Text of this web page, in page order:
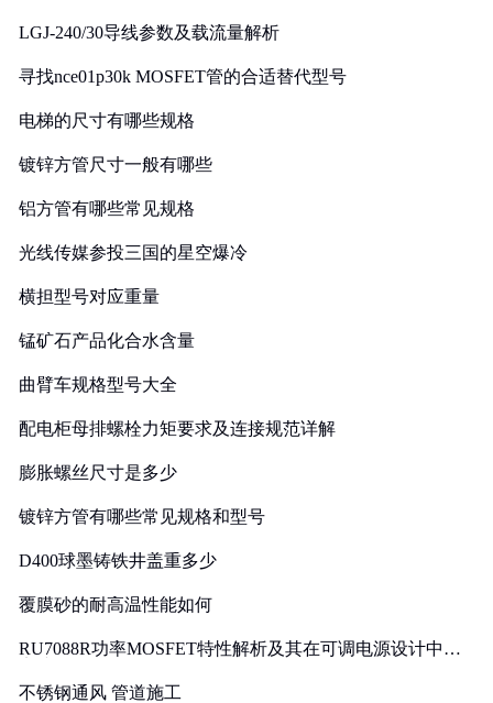
LGJ-240/30导线参数及载流量解析
寻找nce01p30k MOSFET管的合适替代型号
电梯的尺寸有哪些规格
镀锌方管尺寸一般有哪些
铝方管有哪些常见规格
光线传媒参投三国的星空爆冷
横担型号对应重量
锰矿石产品化合水含量
曲臂车规格型号大全
配电柜母排螺栓力矩要求及连接规范详解
膨胀螺丝尺寸是多少
镀锌方管有哪些常见规格和型号
D400球墨铸铁井盖重多少
覆膜砂的耐高温性能如何
RU7088R功率MOSFET特性解析及其在可调电源设计中的
不锈钢通风 管道施工